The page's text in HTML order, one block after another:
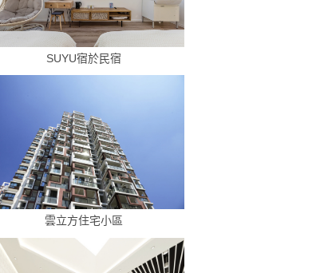
SUYU宿於民宿
雲立方住宅小區